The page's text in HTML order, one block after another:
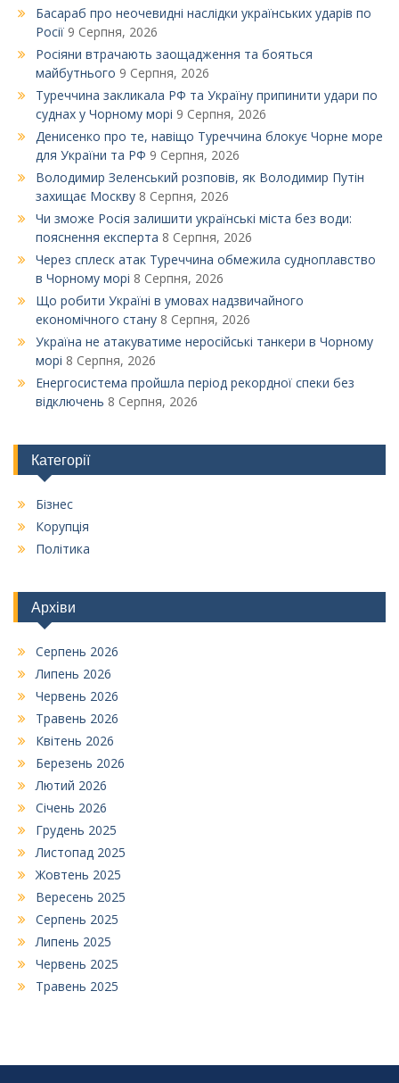
Басараб про неочевидні наслідки українських ударів по
Росії 9 Серпня, 2026
Росіяни втрачають заощадження та бояться
майбутнього 9 Серпня, 2026
Туреччина закликала РФ та Україну припинити удари по
суднах у Чорному морі 9 Серпня, 2026
Денисенко про те, навіщо Туреччина блокує Чорне море
для України та РФ 9 Серпня, 2026
Володимир Зеленський розповів, як Володимир Путін
захищає Москву 8 Серпня, 2026
Чи зможе Росія залишити українські міста без води:
пояснення експерта 8 Серпня, 2026
Через сплеск атак Туреччина обмежила судноплавство
в Чорному морі 8 Серпня, 2026
Що робити Україні в умовах надзвичайного
економічного стану 8 Серпня, 2026
Україна не атакуватиме неросійські танкери в Чорному
морі 8 Серпня, 2026
Енергосистема пройшла період рекордної спеки без
відключень 8 Серпня, 2026
Категорії
Бізнес
Корупція
Політика
Архіви
Серпень 2026
Липень 2026
Червень 2026
Травень 2026
Квітень 2026
Березень 2026
Лютий 2026
Січень 2026
Грудень 2025
Листопад 2025
Жовтень 2025
Вересень 2025
Серпень 2025
Липень 2025
Червень 2025
Травень 2025